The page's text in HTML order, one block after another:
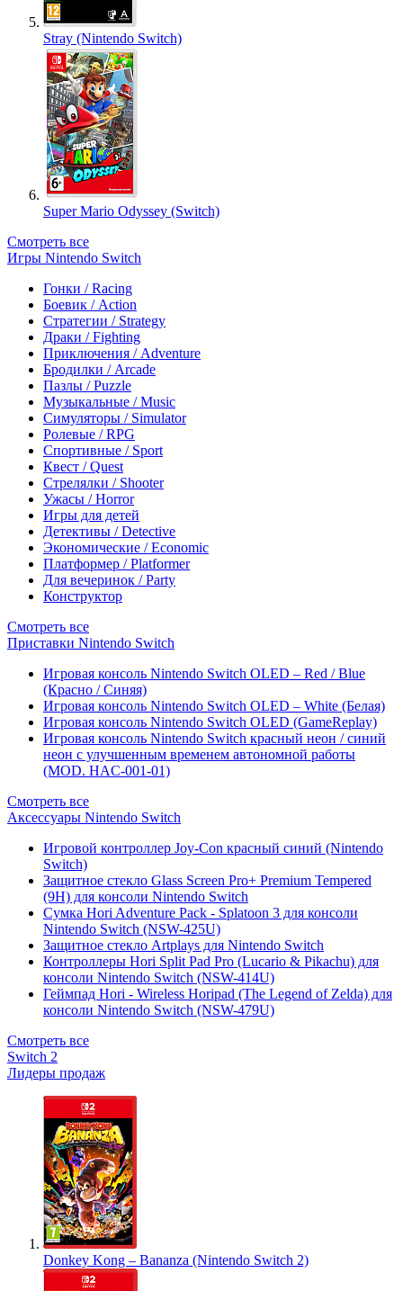
Stray (Nintendo Switch)
Super Mario Odyssey (Switch)
Смотреть все
Игры Nintendo Switch
Гонки / Racing
Боевик / Action
Стратегии / Strategy
Драки / Fighting
Приключения / Adventure
Бродилки / Arcade
Пазлы / Puzzle
Музыкальные / Music
Симуляторы / Simulator
Ролевые / RPG
Спортивные / Sport
Квест / Quest
Стрелялки / Shooter
Ужасы / Horror
Игры для детей
Детективы / Detective
Экономические / Economic
Платформер / Platformer
Для вечеринок / Party
Конструктор
Смотреть все
Приставки Nintendo Switch
Игровая консоль Nintendo Switch OLED – Red / Blue
(Красно / Синяя)
Игровая консоль Nintendo Switch OLED – White (Белая)
Игровая консоль Nintendo Switch OLED (GameReplay)
Игровая консоль Nintendo Switch красный неон / синий
неон с улучшенным временем автономной работы
(MOD. HAC-001-01)
Смотреть все
Аксессуары Nintendo Switch
Игровой контроллер Joy-Con красный синий (Nintendo
Switch)
Защитное стекло Glass Screen Pro+ Premium Tempered
(9H) для консоли Nintendo Switch
Сумка Hori Adventure Pack - Splatoon 3 для консоли
Nintendo Switch (NSW-425U)
Защитное стекло Artplays для Nintendo Switch
Контроллеры Hori Split Pad Pro (Lucario & Pikachu) для
консоли Nintendo Switch (NSW-414U)
Геймпад Hori - Wireless Horipad (The Legend of Zelda) для
консоли Nintendo Switch (NSW-479U)
Смотреть все
Switch 2
Лидеры продаж
Donkey Kong – Bananza (Nintendo Switch 2)